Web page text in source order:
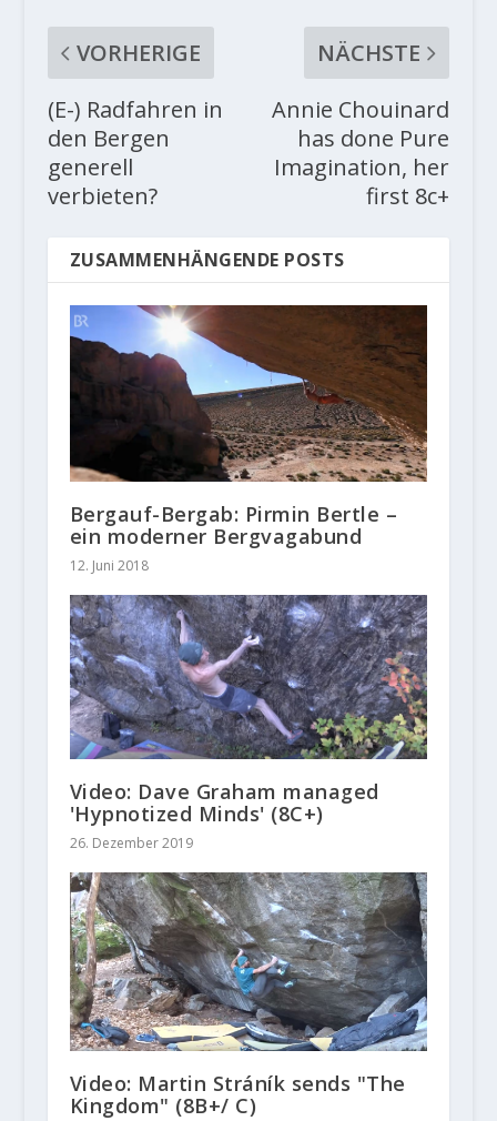
VORHERIGE
(E-) Radfahren in
den Bergen
generell
verbieten?
NÄCHSTE
Annie Chouinard
has done Pure
Imagination, her
first 8c+
ZUSAMMENHÄNGENDE POSTS
Bergauf-Bergab: Pirmin Bertle –
ein moderner Bergvagabund
12. Juni 2018
Video: Dave Graham managed
'Hypnotized Minds' (8C+)
26. Dezember 2019
Video: Martin Stráník sends "The
Kingdom" (8B+/ C)